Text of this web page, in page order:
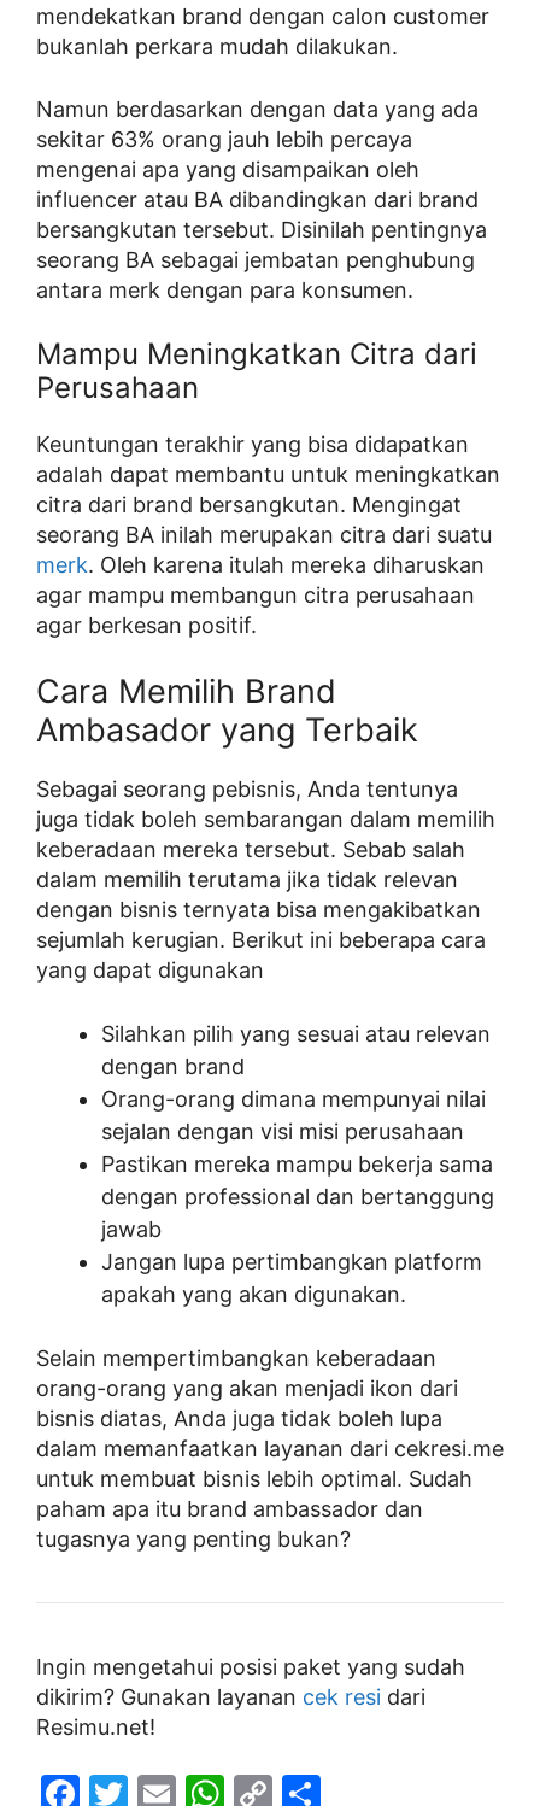
mendekatkan brand dengan calon customer
bukanlah perkara mudah dilakukan.
Namun berdasarkan dengan data yang ada
sekitar 63% orang jauh lebih percaya
mengenai apa yang disampaikan oleh
influencer atau BA dibandingkan dari brand
bersangkutan tersebut. Disinilah pentingnya
seorang BA sebagai jembatan penghubung
antara merk dengan para konsumen.
Mampu Meningkatkan Citra dari
Perusahaan
Keuntungan terakhir yang bisa didapatkan
adalah dapat membantu untuk meningkatkan
citra dari brand bersangkutan. Mengingat
seorang BA inilah merupakan citra dari suatu
merk. Oleh karena itulah mereka diharuskan
agar mampu membangun citra perusahaan
agar berkesan positif.
Cara Memilih Brand
Ambasador yang Terbaik
Sebagai seorang pebisnis, Anda tentunya
juga tidak boleh sembarangan dalam memilih
keberadaan mereka tersebut. Sebab salah
dalam memilih terutama jika tidak relevan
dengan bisnis ternyata bisa mengakibatkan
sejumlah kerugian. Berikut ini beberapa cara
yang dapat digunakan
Silahkan pilih yang sesuai atau relevan
dengan brand
Orang-orang dimana mempunyai nilai
sejalan dengan visi misi perusahaan
Pastikan mereka mampu bekerja sama
dengan professional dan bertanggung
jawab
Jangan lupa pertimbangkan platform
apakah yang akan digunakan.
Selain mempertimbangkan keberadaan
orang-orang yang akan menjadi ikon dari
bisnis diatas, Anda juga tidak boleh lupa
dalam memanfaatkan layanan dari cekresi.me
untuk membuat bisnis lebih optimal. Sudah
paham apa itu brand ambassador dan
tugasnya yang penting bukan?
Ingin mengetahui posisi paket yang sudah
dikirim? Gunakan layanan cek resi dari
Resimu.net!
F
T
E
W C